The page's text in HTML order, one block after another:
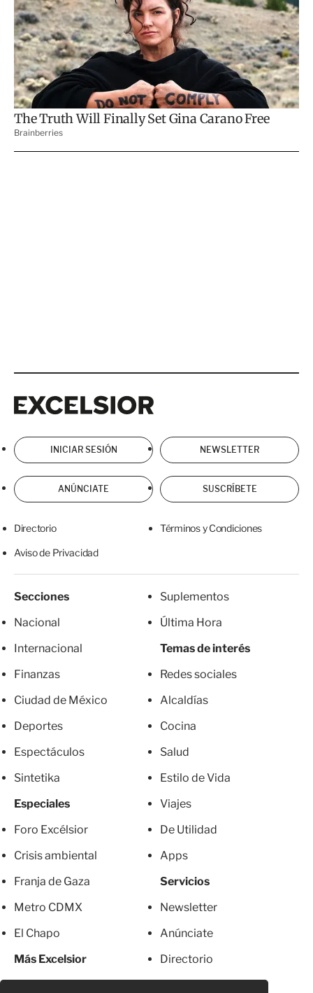
INICIAR SESIÓN NEWSLETTER
ANÚNCIATE SUSCRÍBETE
Directorio Términos y Condiciones
Aviso de Privacidad
Secciones
Nacional
Internacional
Finanzas
Ciudad de México
Deportes
Espectáculos
Sintetika
Especiales
Foro Excélsior
Crisis ambiental
Franja de Gaza
Metro CDMX
El Chapo
Más Excelsior
Suplementos
Última Hora
Temas de interés
Redes sociales
Alcaldías
Cocina
Salud
Estilo de Vida
Viajes
De Utilidad
Apps
Servicios
Newsletter
Anúnciate
Directorio